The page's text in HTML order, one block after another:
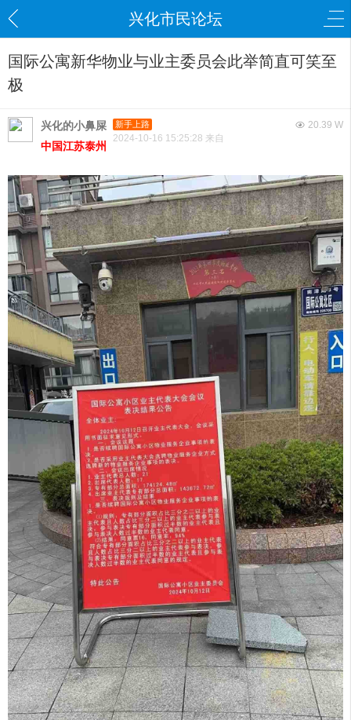
兴化市民论坛
国际公寓新华物业与业主委员会此举简直可笑至
极
20.39 W
兴化的小鼻屎 新手上路
2024-10-16 15:25:28 来自
中国江苏泰州